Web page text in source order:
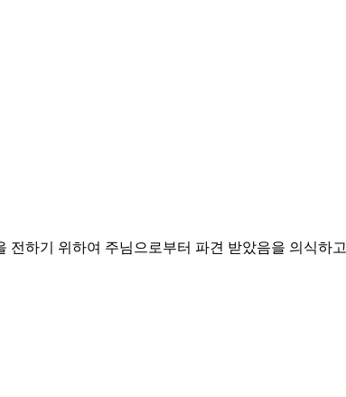
전하기 위하여 주님으로부터 파견 받았음을 의식하고